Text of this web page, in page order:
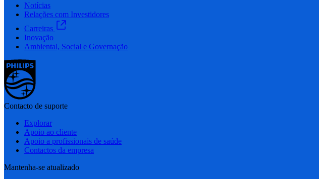
Notícias
Relações com Investidores
Carreiras
Inovação
Ambiental, Social e Governação
Contacto de suporte
Explorar
Apoio ao cliente
Apoio a profissionais de saúde
Contactos da empresa
Mantenha-se atualizado